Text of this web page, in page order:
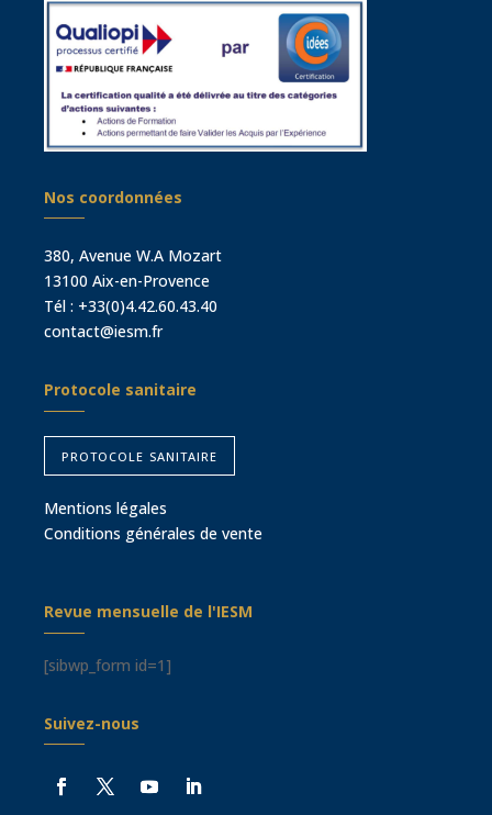
Nos coordonnées
380, Avenue W.A Mozart
13100 Aix-en-Provence
Tél : +33(0)4.42.60.43.40
contact@iesm.fr
Protocole sanitaire
protocole sanitaire
Mentions légales
Conditions générales de vente
Revue mensuelle de l'IESM
[sibwp_form id=1]
Suivez-nous